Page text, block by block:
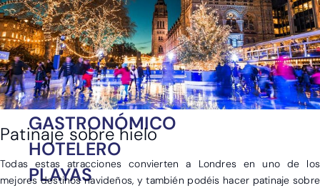
Ver post de Asia
CINEMATOGRÁFICO
FAMILIAR
GASTRONÓMICO
HOTELERO
PLAYAS
Patinaje sobre hielo
Todas estas atracciones convierten a Londres en uno de los
mejores destinos navideños, y también podéis hacer patinaje sobre